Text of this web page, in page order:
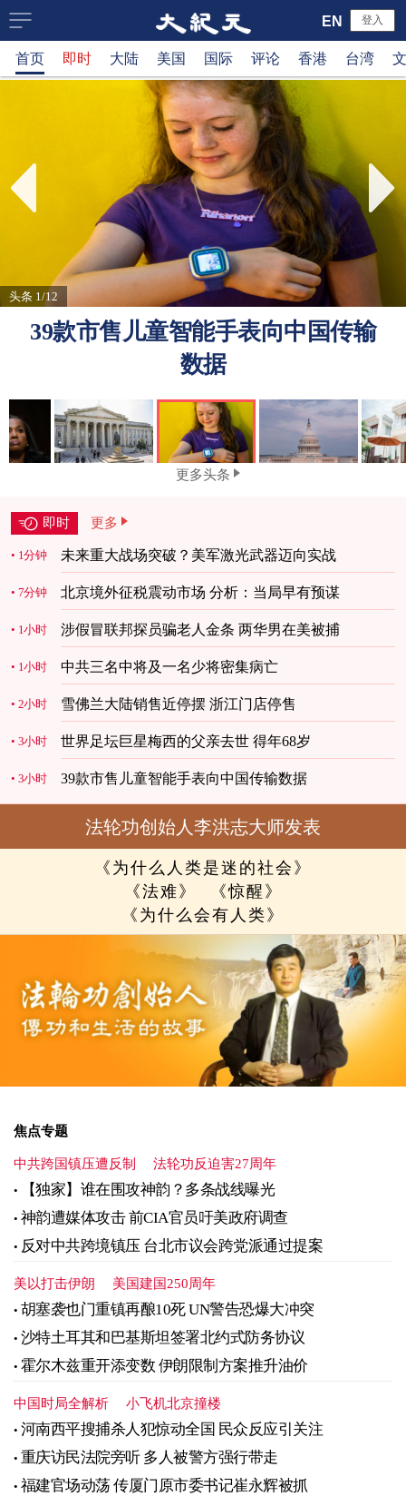
大
纪
新
网
登入
EN
首页 即时 大陆 美国 国际 评论 香港 台湾
头条 1/12
39款市售儿童智能手表向中国传输
数据
更多头条
即时 更多
1分钟 未来重大战场突破？美军激光武器迈向实战
7分钟 北京境外征税震动市场 分析：当局早有预谋
1小时 涉假冒联邦探员骗老人金条 两华男在美被捕
1小时 中共三名中将及一名少将密集病亡
2小时 雪佛兰大陆销售近停摆 浙江门店停售
3小时 世界足坛巨星梅西的父亲去世 得年68岁
3小时 39款市售儿童智能手表向中国传输数据
法轮功创始人李洪志大师发表
《为什么人类是迷的社会》
《法难》
《惊醒》
《为什么会有人类》
焦点专题
中共跨国镇压遭反制 法轮功反迫害27周年
【独家】谁在围攻神韵？多条战线曝光
神韵遭媒体攻击 前CIA官员吁美政府调查
反对中共跨境镇压 台北市议会跨党派通过提案
美以打击伊朗 美国建国250周年
胡塞袭也门重镇再酿10死 UN警告恐爆大冲突
沙特土耳其和巴基斯坦签署北约式防务协议
霍尔木兹重开添变数 伊朗限制方案推升油价
中国时局全解析 小飞机北京撞楼
河南西平搜捕杀人犯惊动全国 民众反应引关注
重庆访民法院旁听 多人被警方强行带走
福建官场动荡 传厦门原市委书记崔永辉被抓